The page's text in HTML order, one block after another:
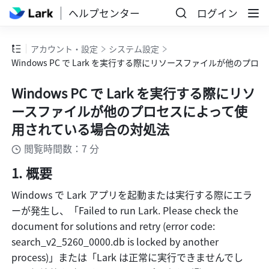
ヘルプセンター ログイン
アカウント・設定
システム設定
Windows PC で Lark を実行する際にリソースファイルが他のプロ
Windows PC で Lark を実行する際にリソ
ースファイルが他のプロセスによって使
用されている場合の対処法
閲覧時間数：7 分
概要
Windows で Lark アプリを起動または実行する際にエラ
ーが発生し、「Failed to run Lark. Please check the
document for solutions and retry (error code:
search_v2_5260_0000.db is locked by another
process)」または「Lark は正常に実行できませんでし